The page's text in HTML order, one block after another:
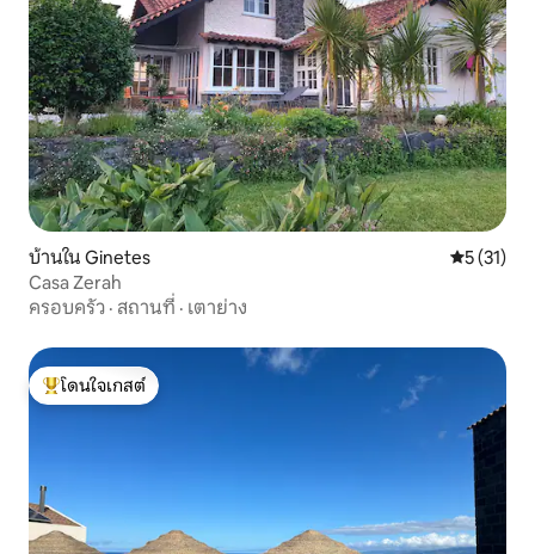
บ้านใน Ginetes คะแนนเฉลี่
5 (31)
Casa Zerah
ครอบครัว · สถานที่ · เตาย่าง
โดนใจเกสต์ที่สุด
โดนใจเกสต์